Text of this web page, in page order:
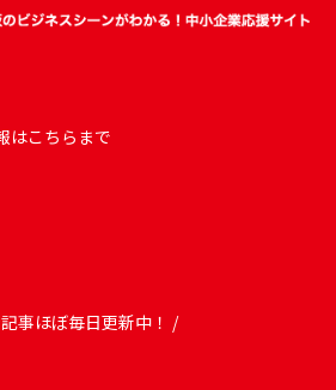
はこちらまで
事ほぼ毎日更新中！ /